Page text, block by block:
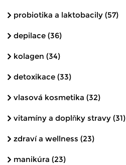
probiotika a laktobacily (57)
depilace (36)
kolagen (34)
detoxikace (33)
vlasová kosmetika (32)
vitamíny a doplňky stravy (31)
zdraví a wellness (23)
manikúra (23)